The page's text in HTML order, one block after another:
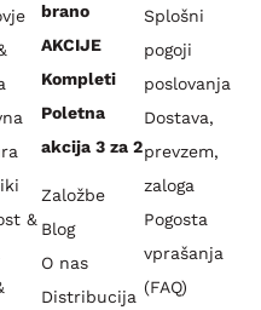
&
brano
AKCIJE
Kompleti
Poletna
akcija 3 za 2
Založbe
Blog
O nas
Distribucija
Splošni
pogoji
poslovanja
Dostava,
prevzem,
zaloga
Pogosta
vprašanja
(FAQ)